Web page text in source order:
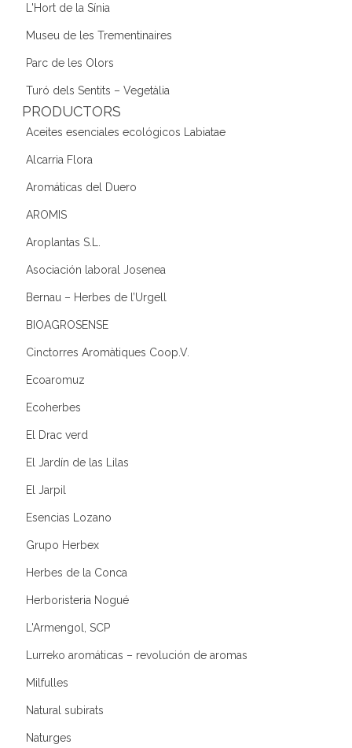
L'Hort de la Sínia
Museu de les Trementinaires
Parc de les Olors
Turó dels Sentits – Vegetàlia
PRODUCTORS
Aceites esenciales ecológicos Labiatae
Alcarria Flora
Aromáticas del Duero
AROMIS
Aroplantas S.L.
Asociación laboral Josenea
Bernau – Herbes de l’Urgell
BIOAGROSENSE
Cinctorres Aromàtiques Coop.V.
Ecoaromuz
Ecoherbes
El Drac verd
El Jardín de las Lilas
El Jarpil
Esencias Lozano
Grupo Herbex
Herbes de la Conca
Herboristeria Nogué
L'Armengol, SCP
Lurreko aromáticas – revolución de aromas
Milfulles
Natural subirats
Naturges